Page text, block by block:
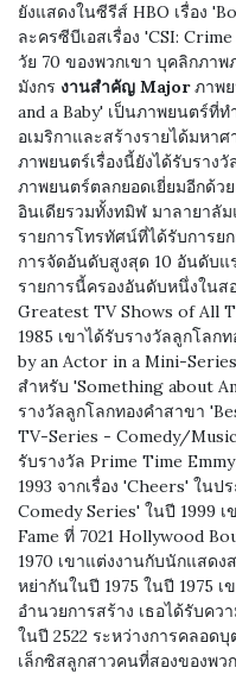
ยังแสดงในซีรีส์ HBO เรื่อง
ละครซีบีเอสเรื่อง 'CSI:
วัย 70 ของพวกเขา บุคลิกภา
มังกร งานสำคัญ Majorภาพย
and a Baby' เป็นภาพยนตร์ที่
อเมริกาและสร้างรายได้มหา
ภาพยนตร์เรื่องนี้ยังได้รับราง
ภาพยนตร์ตลกยอดเยี่ยมอีกด้ว
อินเดียรวมทั้งทมิฬ มาลายาลั
รายการโทรทัศน์ที่ได้รับการย
การจัดอันดับสูงสุด 10 อันดับแ
รายการนี้ครองอันดับหนึ่งในส
Greatest TV Shows of All
1985 เขาได้รับรางวัลลูกโลก
by an Actor in a Mini-
สำหรับ 'Something about
รางวัลลูกโลกทองคำสาขา
TV-Series - Comedy/
รับรางวัล Prime Time
1993 จากเรื่อง 'Cheers' ใน
Comedy Series' ในปี 1999
Fame ที่ 7021 Hollywood
1970 เขาแต่งงานกับนักแสดง
หย่ากันในปี 1975 ในปี 1975
อำนวยการสร้าง เธอได้รับค
ในปี 2522 ระหว่างการคลอด
เล็กซิสลูกสาวคนที่สองของพว